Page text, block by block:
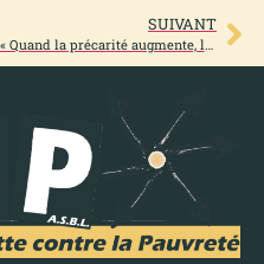
SUIVANT
« Quand la précarité augmente, les gens doivent entrer dans la débrouille ! »